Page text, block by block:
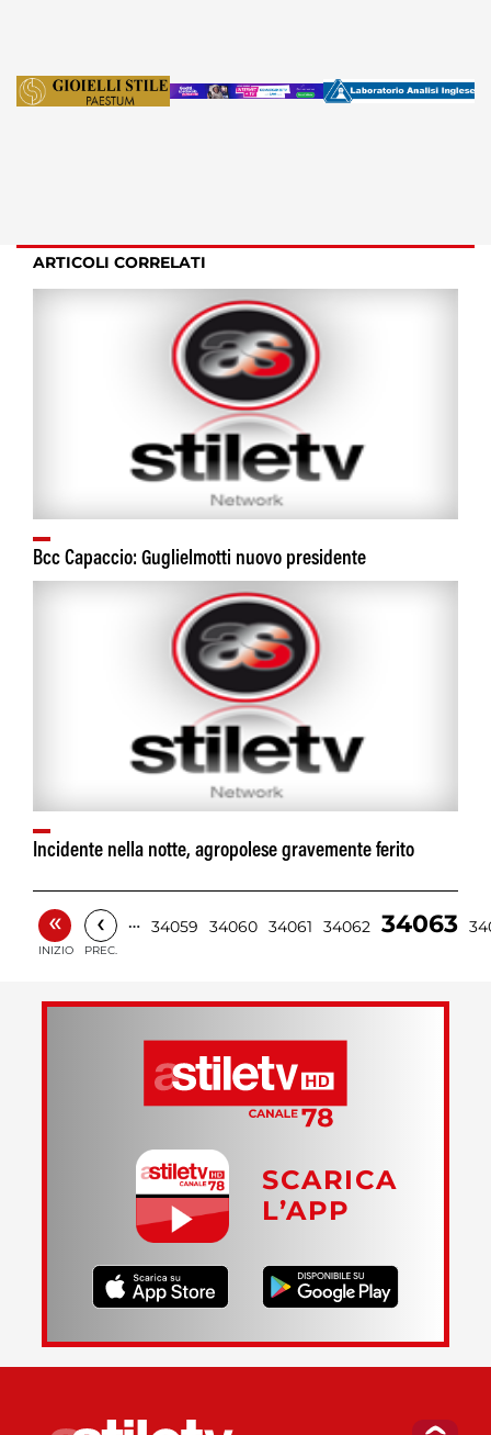
ARTICOLI CORRELATI
Bcc Capaccio: Guglielmotti nuovo presidente
Incidente nella notte, agropolese gravemente ferito
«
INIZIO
‹
PREC.
… 34059 34060 34061 34062 34063
SCARICA
L’APP